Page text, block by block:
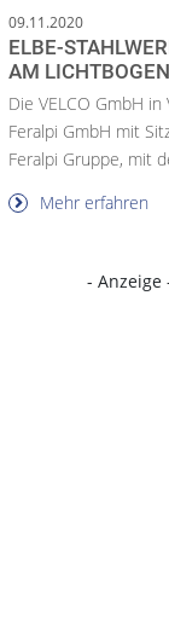
09.11.2020
ELBE-
AM
Die VELCO GmbH
Feralpi GmbH mit
Feralpi Gruppe, mit
Mehr erfahren
- Anzeige